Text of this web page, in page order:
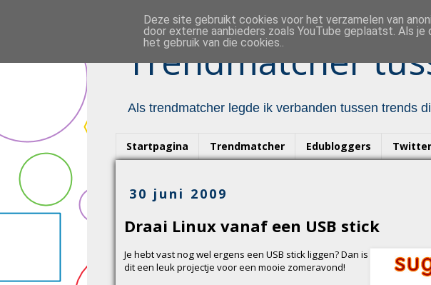
Trendmatcher
Als trendmatcher legde ik verbanden tussen trends
Startpagina Trendmatcher Edubloggers Twitter
30 juni 2009
Draai Linux vanaf een USB stick
Je hebt vast nog wel ergens een USB stick liggen? Dan is
dit een leuk projectje voor een mooie zomeravond!
Deze site gebruikt cookies voor het verzamelen van
door externe aanbieders zoals YouTube geplaatst. Als
het gebruik van die cookies..